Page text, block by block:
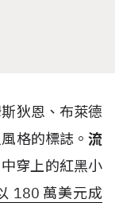
狄恩、布萊德
格的標誌。 流
中穿上的紅黑小
180 萬美元成